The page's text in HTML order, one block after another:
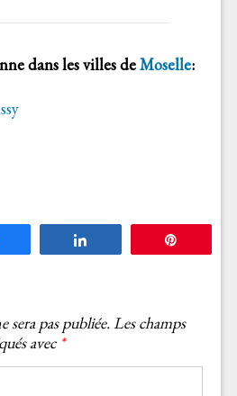
dans les villes deMoselle:
sera pas publiée.Les champs
avec *